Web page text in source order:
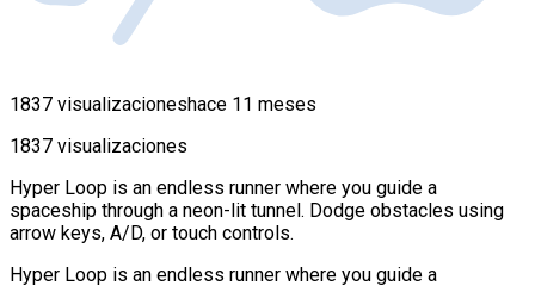
1837 visualizacioneshace 11 meses
1837 visualizaciones
Hyper Loop is an endless runner where you guide a
spaceship through a neon-lit tunnel. Dodge obstacles using
arrow keys, A/D, or touch controls.
Hyper Loop is an endless runner where you guide a